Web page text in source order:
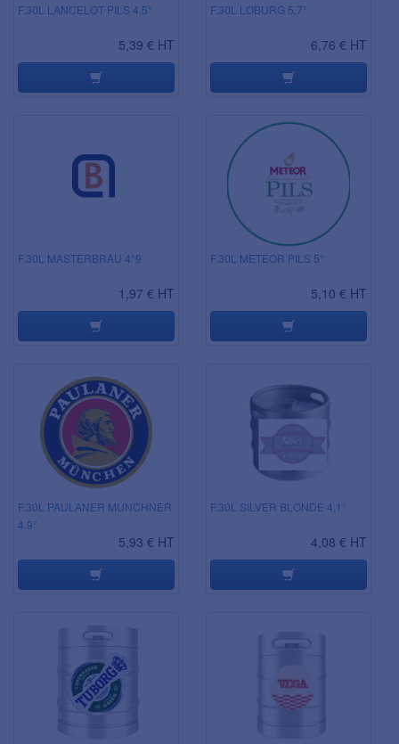
F.30L LANCELOT PILS 4,5°
5,39 € HT
F.30L LOBURG 5.7°
6,76 € HT
F.30L MASTERBRAU 4°9
1,97 € HT
F.30L METEOR PILS 5°
5,10 € HT
F.30L PAULANER MUNCHNER
4.9°
5,93 € HT
F.30L SILVER BLONDE 4,1°
4,08 € HT